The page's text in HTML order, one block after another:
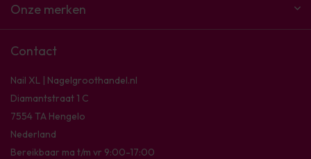
Onze merken
Contact
Nail XL | Nagelgroothandel.nl
Diamantstraat 1 C
7554 TA Hengelo
Nederland
Bereikbaar ma t/m vr 9:00-17:00